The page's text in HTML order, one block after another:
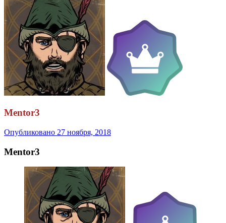
Mentor3
Опубликовано 27 ноября, 2018
Mentor3